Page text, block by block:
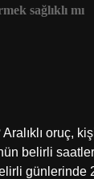
sağlıklı mı
Aralıklı oruç,
belirli
günlerinde